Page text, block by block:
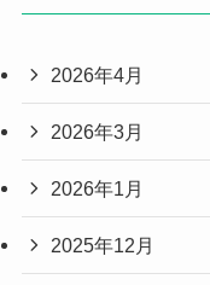
2026年4月
2026年3月
2026年1月
2025年12月